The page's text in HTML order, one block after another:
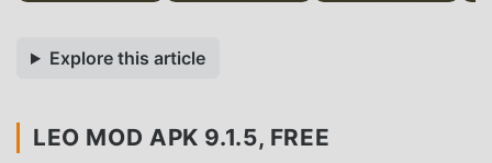
Explore this article
LEO MOD APK 9.1.5, FREE